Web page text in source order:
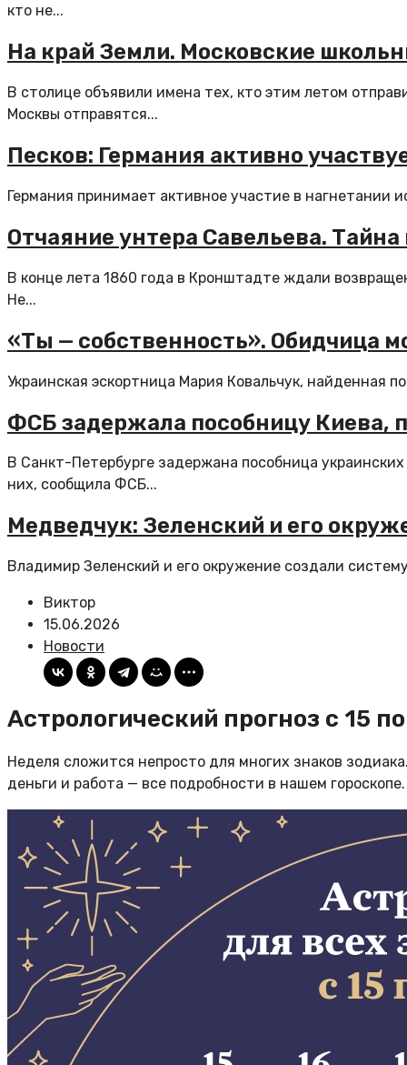
кто не...
На край Земли. Московские
В столице объявили имена тех, кто этим летом
Москвы отправятся...
Песков: Германия активно
Германия принимает активное участие в нагнетании
Отчаяние унтера Савельева.
В конце лета 1860 года в Кронштадте ждали
Не...
«Ты — собственность». Обидчица
Украинская эскортница Мария Ковальчук, найденная
ФСБ задержала пособницу Киева,
В Санкт-Петербурге задержана пособница
них, сообщила ФСБ...
Медведчук: Зеленский и его
Владимир Зеленский и его окружение создали
Виктор
15.06.2026
Новости
Астрологический прогноз с 15
Неделя сложится непросто для многих знаков
деньги и работа — все подробности в нашем гороскопе.